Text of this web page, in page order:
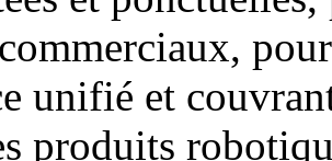
unifié et
produits